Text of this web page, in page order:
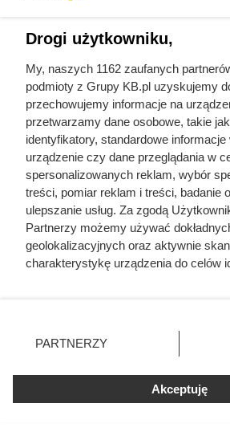
syna Jana III
Odpowiedź zaskakuje
Drogi użytkowniku,
My, naszych 1162 zaufanych
podmioty z Grupy KB.pl uzyskujemy
przechowujemy informacje na
przetwarzamy dane osobowe, takie
identyfikatory, standardowe informacje
urządzenie czy dane przeglądania w
spersonalizowanych reklam, wybór
treści, pomiar reklam i treści, badanie
ulepszanie usług. Za zgodą
Partnerzy możemy używać
geolokalizacyjnych oraz aktywnie
charakterystykę urządzenia do celów
zmienić/wycofać klikając przycisk
znajdujący się w lewym dolnym rogu
użytkownika, ale masz prawo
przetwarzaniu. Preferencje będą
PARTNERZY
Akceptuję